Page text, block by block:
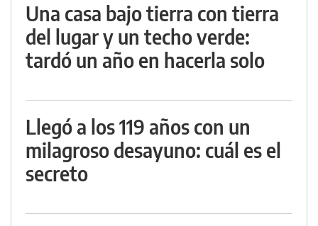
Una casa bajo tierra con tierra
del lugar y un techo verde:
tardó un año en hacerla solo
Llegó a los 119 años con un
milagroso desayuno: cuál es el
secreto